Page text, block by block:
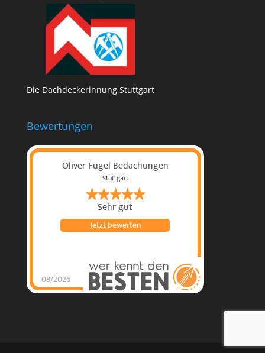
Die Dachdeckerinnung Stuttgart
Bewertungen
Oliver Fügel Bedachungen
Stuttgart
Sehr gut
08/2026
Jetzt bewerten
Oliver Fügel
Bedachungenhat4.96